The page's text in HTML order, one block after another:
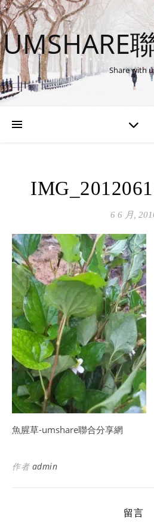
UMSHARE
Share with
6 6 月,
魚腥草-umshare聯合分享網
作者 admin
留言